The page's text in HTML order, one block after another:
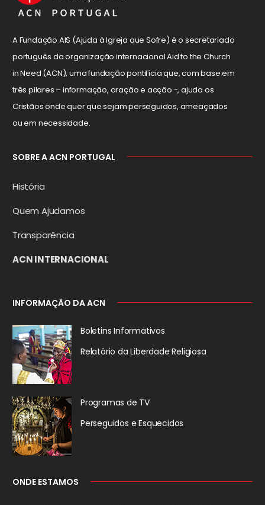
A Fundação AIS (Ajuda à Igreja que Sofre) é o secretariado
português da organização internacional Aid to the Church
in Need (ACN), uma fundação pontifícia que, com base em
três pilares – informação, oração e acção -, ajuda os
Cristãos onde quer que sejam perseguidos, ameaçados
ou em necessidade.
SOBRE A ACN PORTUGAL
História
Quem Ajudamos
Transparência
ACN INTERNACIONAL
INFORMAÇÃO DA ACN
Boletins Informativos
Relatório da Liberdade Religiosa
Programas de TV
Perseguidos e Esquecidos
ONDE ESTAMOS